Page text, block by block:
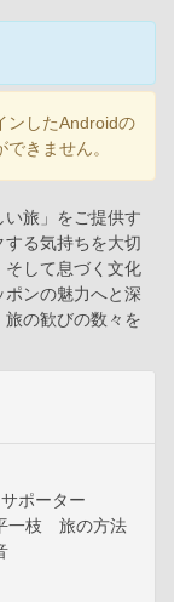
ンしたAndroidの
きません。
い旅」をご提供す
る気持ちを大切
そして息づく文化
ンの魅力へと深
旅の歓びの数々を
ポーター
一枝 旅の方法